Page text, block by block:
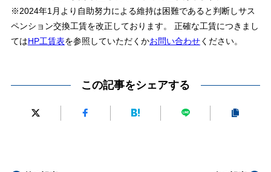
※2024年1月より自助努力による維持は困難であると判断しサス
ペンション交換工賃を改正しております。 正確な工賃につきまし
てはHP工賃表を参照していただくかお問い合わせください。
この記事をシェアする